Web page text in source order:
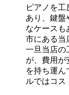
ピアノを
あり、鍵盤
なケースも
市にある当
一旦当店の
が、費用が
を持ち運
ルではコス